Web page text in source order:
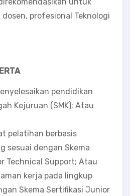
profesional Teknologi
pendidikan
Kejuruan (SMK); Atau
pelatihan berbasis
sesuai dengan Skema
Technical Support; Atau
kerja pada lingkup
Skema Sertifikasi Junior